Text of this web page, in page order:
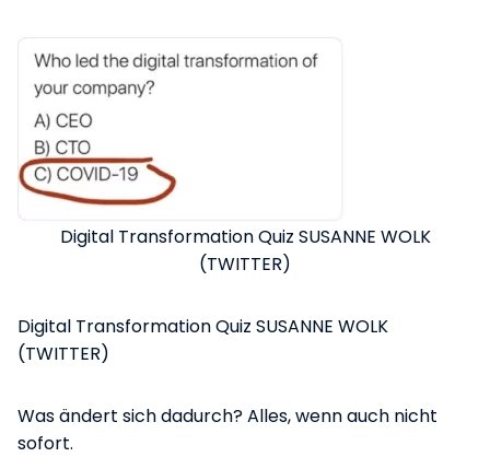
Digital Transformation Quiz SUSANNE WOLK
(TWITTER)
Digital Transformation Quiz SUSANNE WOLK
(TWITTER)
Was ändert sich dadurch? Alles, wenn auch nicht
sofort.